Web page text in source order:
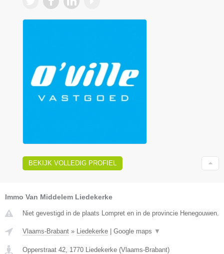
BEKIJK VOLLEDIG PROFIEL
Immo Van Middelem Liedekerke
Niet gevestigd in de plaats Lompret en in de provincie Henegouwen.
Vlaams-Brabant » Liedekerke Google maps ▼
Opperstraat 42 1770 Liedekerke (Vlaams-Brabant)